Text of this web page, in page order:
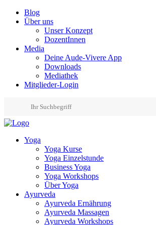
Blog
Über uns
Unser Konzept
DozentInnen
Media
Deine Aude-Vivere App
Downloads
Mediathek
Mitglieder-Login
Yoga
Yoga Kurse
Yoga Einzelstunde
Business Yoga
Yoga Workshops
Über Yoga
Ayurveda
Ayurveda Ernährung
Ayurveda Massagen
Ayurveda Workshops